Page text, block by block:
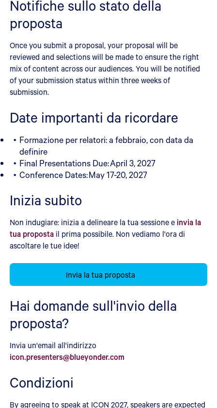
Notifiche sullo stato della
proposta
Once you submit a proposal, your proposal will be
reviewed and selections will be made to ensure the right
mix of content across our audiences. You will be notified
of your submission status within three weeks of
submission.
Date importanti da ricordare
Formazione per relatori: a febbraio, con data da
definire
Final Presentations Due: April 3, 2027
Conference Dates: May 17-20, 2027
Inizia subito
Non indugiare: inizia a delineare la tua sessione e invia la
tua proposta il prima possibile. Non vediamo l'ora di
ascoltare le tue idee!
Invia la tua proposta
Hai domande sull'invio della
proposta?
Invia un'email all'indirizzo
icon.presenters@blueyonder.com
Condizioni
By agreeing to speak at ICON 2027, speakers are expected